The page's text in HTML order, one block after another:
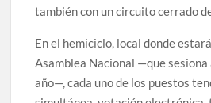
también con un circuito cerrado
En el hemiciclo, local donde
Asamblea Nacional —que sesiona
año—, cada uno de los puestos